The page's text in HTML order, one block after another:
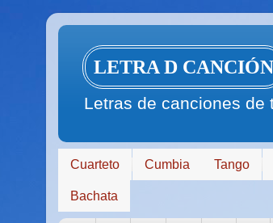
LETRA D CANCIÓN
Letras de canciones de
Cuarteto Cumbia Tango
Bachata